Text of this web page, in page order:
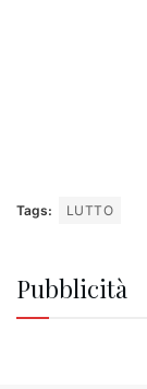
Tags: LUTTO
Pubblicità